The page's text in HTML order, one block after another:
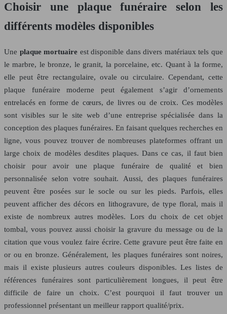
Choisir une plaque funéraire selon les
différents modèles disponibles
Une plaque mortuaire est disponible dans divers matériaux tels que
le marbre, le bronze, le granit, la porcelaine, etc. Quant à la forme,
elle peut être rectangulaire, ovale ou circulaire. Cependant, cette
plaque funéraire moderne peut également s’agir d’ornements
entrelacés en forme de cœurs, de livres ou de croix. Ces modèles
sont visibles sur le site web d’une entreprise spécialisée dans la
conception des plaques funéraires. En faisant quelques recherches en
ligne, vous pouvez trouver de nombreuses plateformes offrant un
large choix de modèles desdites plaques. Dans ce cas, il faut bien
choisir pour avoir une plaque funéraire de qualité et bien
personnalisée selon votre souhait. Aussi, des plaques funéraires
peuvent être posées sur le socle ou sur les pieds. Parfois, elles
peuvent afficher des décors en lithogravure, de type floral, mais il
existe de nombreux autres modèles. Lors du choix de cet objet
tombal, vous pouvez aussi choisir la gravure du message ou de la
citation que vous voulez faire écrire. Cette gravure peut être faite en
or ou en bronze. Généralement, les plaques funéraires sont noires,
mais il existe plusieurs autres couleurs disponibles. Les listes de
références funéraires sont particulièrement longues, il peut être
difficile de faire un choix. C’est pourquoi il faut trouver un
professionnel présentant un meilleur rapport qualité/prix.